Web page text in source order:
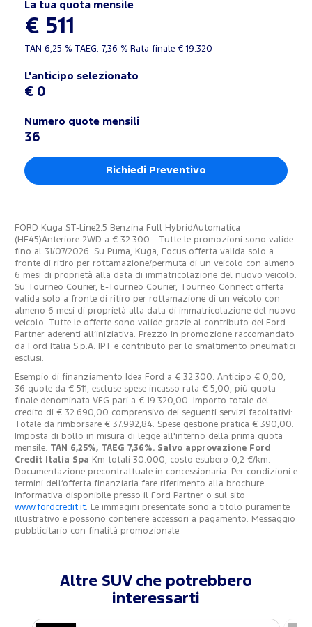
La tua quota mensile
€ 511
TAN 6,25 % TAEG. 7,36 % Rata finale € 19.320
L'anticipo selezionato
€ 0
Numero quote mensili
36
Richiedi Preventivo
FORD Kuga ST-Line2.5 Benzina Full HybridAutomatica
(HF45)Anteriore 2WD a € 32.300 - Tutte le promozioni sono valide
fino al 31/07/2026. Su Puma, Kuga, Focus offerta valida solo a
fronte di ritiro per rottamazione/permuta di un veicolo con almeno
6 mesi di proprietà alla data di immatricolazione del nuovo veicolo.
Su Tourneo Courier, E-Tourneo Courier, Tourneo Connect offerta
valida solo a fronte di ritiro per rottamazione di un veicolo con
almeno 6 mesi di proprietà alla data di immatricolazione del nuovo
veicolo. Tutte le offerte sono valide grazie al contributo dei Ford
Partner aderenti all’iniziativa. Prezzo in promozione raccomandato
da Ford Italia S.p.A. IPT e contributo per lo smaltimento pneumatici
esclusi.
Esempio di finanziamento Idea Ford a € 32.300. Anticipo € 0,00,
36 quote da € 511, escluse spese incasso rata € 5,00, più quota
finale denominata VFG pari a € 19.320,00. Importo totale del
credito di € 32.690,00 comprensivo dei seguenti servizi facoltativi: .
Totale da rimborsare € 37.992,84. Spese gestione pratica € 390,00.
Imposta di bollo in misura di legge all'interno della prima quota
mensile. TAN 6,25%, TAEG 7,36%. Salvo approvazione Ford
Credit Italia Spa Km totali 30.000, costo esubero 0,2 €/km.
Documentazione precontrattuale in concessionaria. Per condizioni e
termini dell’offerta finanziaria fare riferimento alla brochure
informativa disponibile presso il Ford Partner o sul sito
www.fordcredit.it . Le immagini presentate sono a titolo puramente
illustrativo e possono contenere accessori a pagamento. Messaggio
pubblicitario con finalità promozionale.
Altre SUV che potrebbero
interessarti